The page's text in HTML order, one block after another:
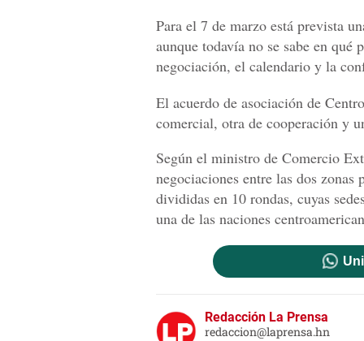
Para el 7 de marzo está prevista
aunque todavía no se sabe en qué
negociación, el calendario y la
El acuerdo de asociación de
comercial, otra de cooperación y
Según el ministro de Comercio
negociaciones entre las dos
divididas en 10 rondas, cuyas
una de las naciones
Redacción La Prensa
redaccion@laprensa.hn